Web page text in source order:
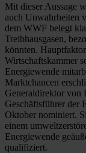
Mit dieser Aussage
auch Unwahrheiten
dem WWF belegt
Treibhausgasen,
könnten.
Wirtschaftskammer
Energiewende
Marktchancen
Generaldirektor von
Geschäftsführer der
Oktober nominiert.
einem
Energiewende
qualifiziert.